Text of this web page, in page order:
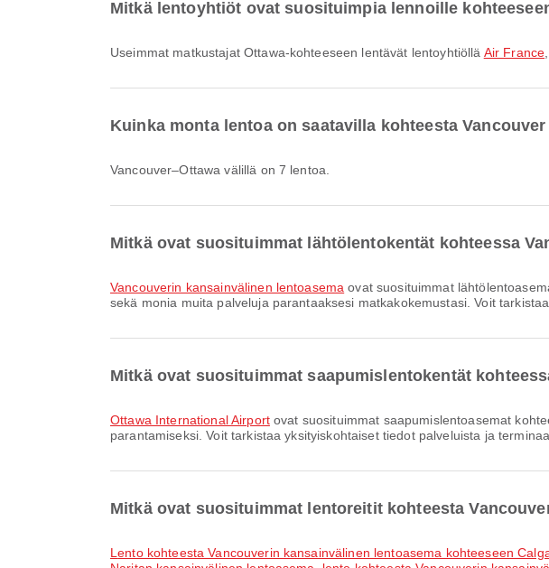
Mitkä lentoyhtiöt ovat suosituimpia lennoille
Useimmat matkustajat Ottawa-kohteeseen lentävät lentoyhtiöllä Air France
Kuinka monta lentoa on saatavilla kohteesta
Vancouver–Ottawa välillä on 7 lentoa.
Mitkä ovat suosituimmat lähtölentokentät kohteessa
Vancouverin kansainvälinen lentoasema ovat suosituimmat
sekä monia muita palveluja parantaaksesi matkakokemustasi. Voit
Mitkä ovat suosituimmat saapumislentokentät
Ottawa International Airportovat suosituimmat saapumislentoasemat
parantamiseksi. Voit tarkistaa yksityiskohtaiset tiedot palveluista ja
Mitkä ovat suosituimmat lentoreitit kohteesta
lento kohteesta Vancouverin kansainvälinen lentoasema kohteeseen